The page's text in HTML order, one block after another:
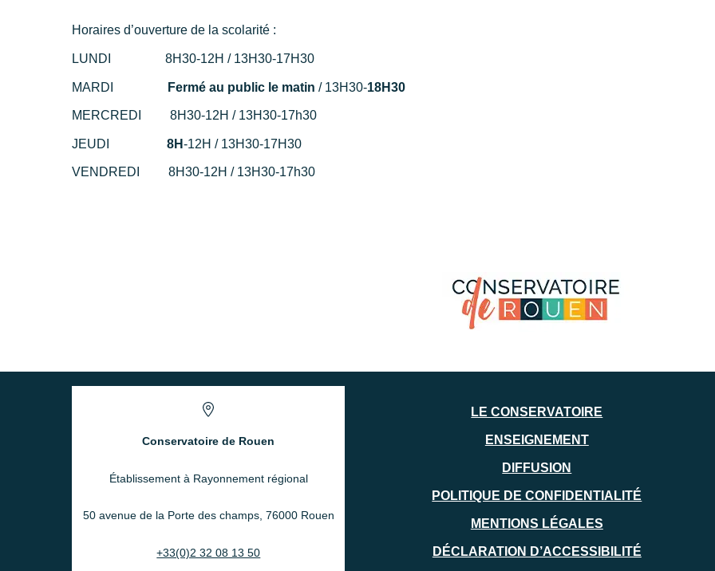
Horaires d’ouverture de la scolarité :
LUNDI 8H30-12H / 13H30-17H30
MARDI Fermé au public le matin / 13H30-18H30
MERCREDI 8H30-12H / 13H30-17h30
JEUDI8H-12H / 13H30-17H30
VENDREDI 8H30-12H / 13H30-17h30
Conservatoire de Rouen
Établissement à Rayonnement régional
50 avenue de la Porte des champs, 76000 Rouen
+33(0)2 32 08 13 50
LE CONSERVATOIRE
ENSEIGNEMENT
DIFFUSION
POLITIQUE DE CONFIDENTIALITÉ
MENTIONS LÉGALES
DÉCLARATION D’ACCESSIBILITÉ